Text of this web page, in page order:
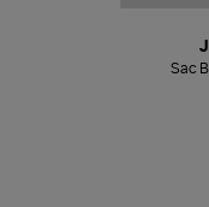
Sac